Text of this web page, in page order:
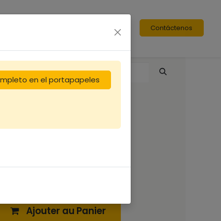
Contáctenos
Ajouter au Panier
en el portapapeles